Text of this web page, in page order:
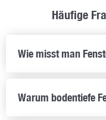
Häufige
Wie misst man
Warum bodentiefe